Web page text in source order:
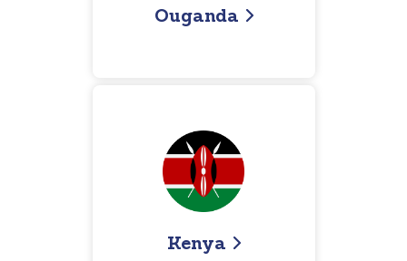
Ouganda
Kenya